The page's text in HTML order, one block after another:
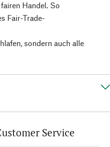
Handel. So
Fair-Trade-
sondern auch alle
Service